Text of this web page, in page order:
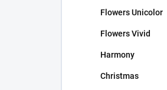
Flowers Unicolor
Flowers Vivid
Harmony
Christmas